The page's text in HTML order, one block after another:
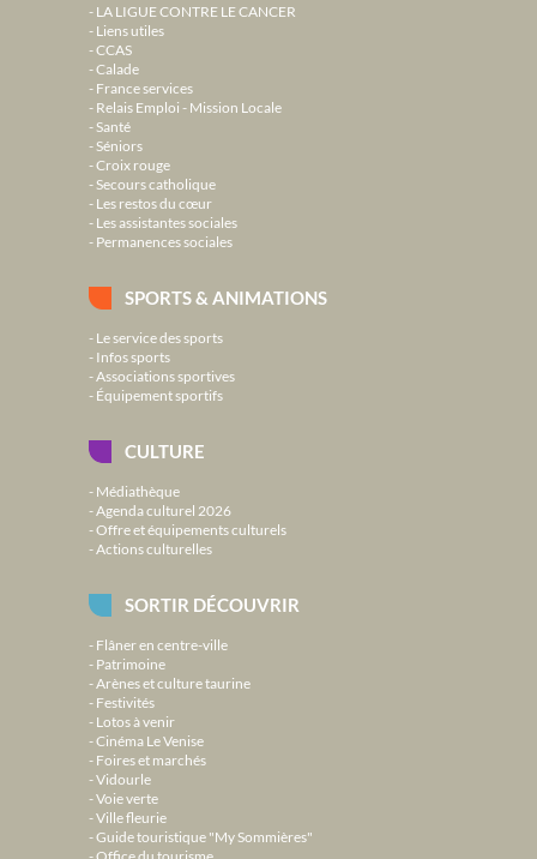
LA LIGUE CONTRE LE CANCER
Liens utiles
CCAS
Calade
France services
Relais Emploi - Mission Locale
Santé
Séniors
Croix rouge
Secours catholique
Les restos du cœur
Les assistantes sociales
Permanences sociales
SPORTS & ANIMATIONS
Le service des sports
Infos sports
Associations sportives
Équipement sportifs
CULTURE
Médiathèque
Agenda culturel 2026
Offre et équipements culturels
Actions culturelles
SORTIR DÉCOUVRIR
Flâner en centre-ville
Patrimoine
Arènes et culture taurine
Festivités
Lotos à venir
Cinéma Le Venise
Foires et marchés
Vidourle
Voie verte
Ville fleurie
Guide touristique "My Sommières"
Office du tourisme